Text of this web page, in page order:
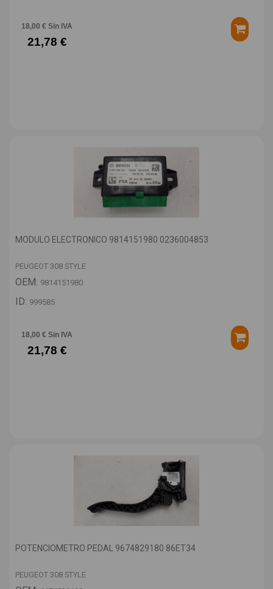
18,00 € Sin IVA
21,78 €
MODULO ELECTRONICO 9814151980 0236004853
PEUGEOT 308 STYLE
OEM: 9814151980
ID: 999585
18,00 € Sin IVA
21,78 €
POTENCIOMETRO PEDAL 9674829180 86ET34
PEUGEOT 308 STYLE